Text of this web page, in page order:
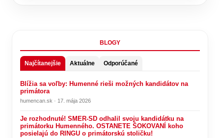
BLOGY
Najčítanejšie Aktuálne Odporúčané
Blížia sa voľby: Humenné rieši možných kandidátov na
primátora
humencan.sk · 17. mája 2026
Je rozhodnuté! SMER-SD odhalil svoju kandidátku na
primátorku Humenného. OSTANETE ŠOKOVANÍ koho
posielajú do RINGU o primátorskú stoličku!